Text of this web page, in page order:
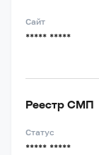
Сайт
***** *****
Реестр СМП
Статус
***** *****